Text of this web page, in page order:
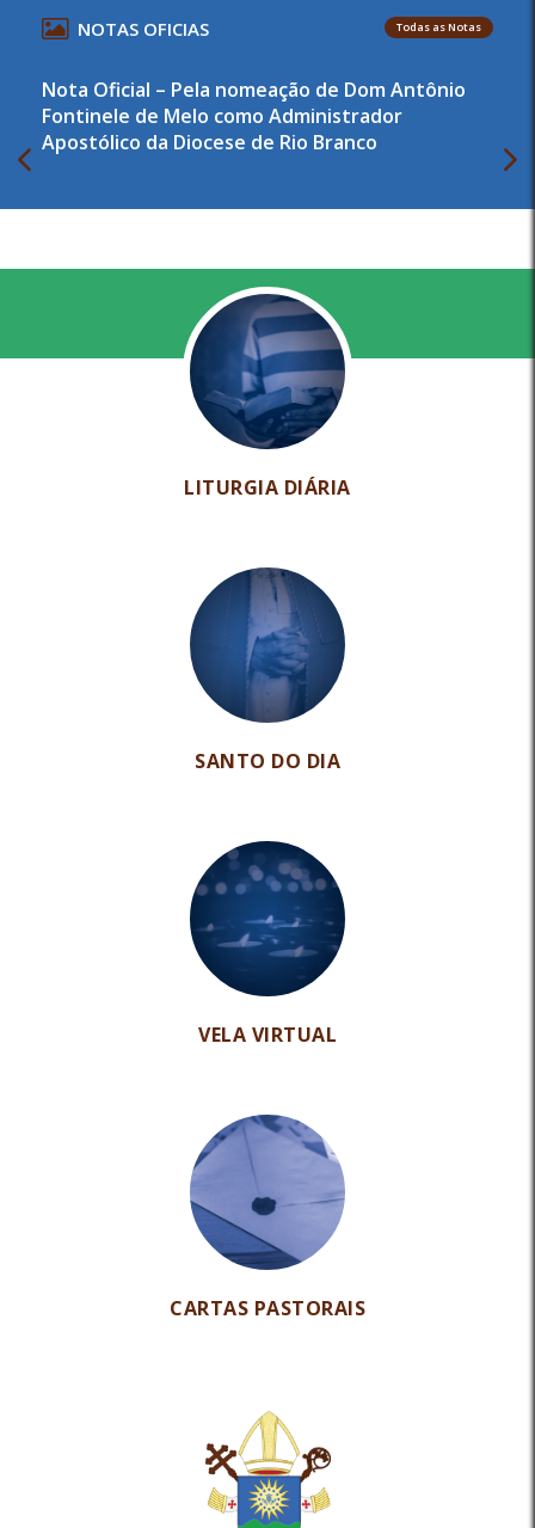
NOTAS OFICIAS Todas as Notas
Nota Oficial – Pela nomeação de Dom Antônio
Fontinele de Melo como Administrador
Apostólico da Diocese de Rio Branco
LITURGIA DIÁRIA
SANTO DO DIA
VELA VIRTUAL
CARTAS PASTORAIS